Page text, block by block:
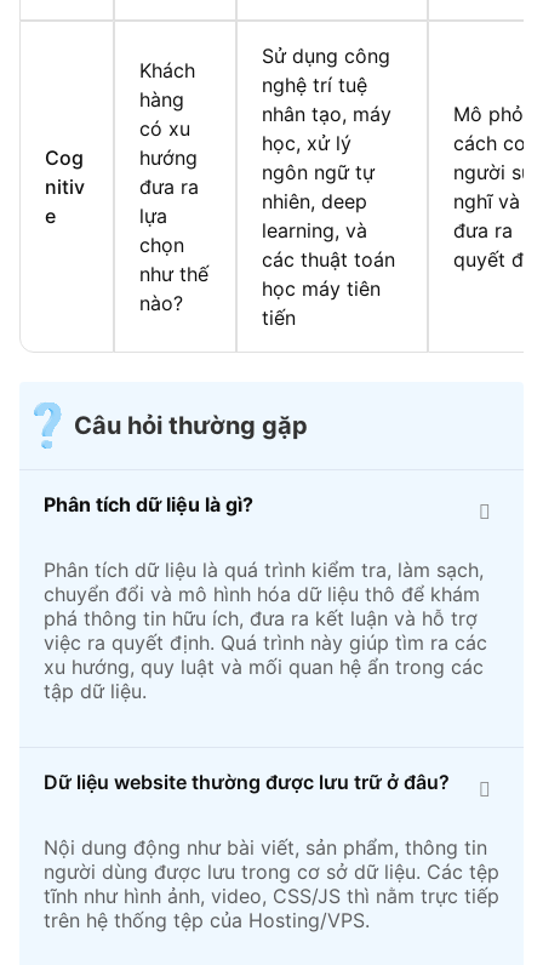
Cog
nitiv
e
Khách
hàng
có xu
hướng
đưa ra
lựa
chọn
như thế
nào?
Sử dụng công
nghệ trí tuệ
nhân tạo, máy
học, xử lý
ngôn ngữ tự
nhiên, deep
learning, và
các thuật toán
học máy tiên
tiến
Mô
cách con
người suy
nghĩ và
đưa ra
quyết
Câu hỏi thường gặp
Phân tích dữ liệu là gì?
Phân tích dữ liệu là quá trình kiểm tra, làm sạch,
chuyển đổi và mô hình hóa dữ liệu thô để khám
phá thông tin hữu ích, đưa ra kết luận và hỗ trợ
việc ra quyết định. Quá trình này giúp tìm ra các
xu hướng, quy luật và mối quan hệ ẩn trong các
tập dữ liệu.
Dữ liệu website thường được lưu trữ ở đâu?
Nội dung động như bài viết, sản phẩm, thông tin
người dùng được lưu trong cơ sở dữ liệu. Các tệp
tĩnh như hình ảnh, video, CSS/JS thì nằm trực tiếp
trên hệ thống tệp của Hosting/VPS.